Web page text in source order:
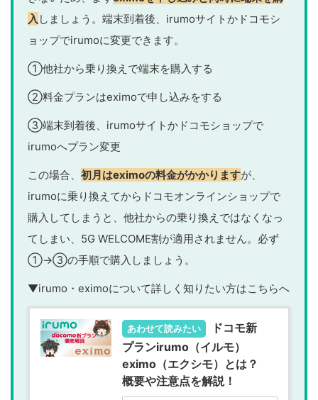
入 しましょう。端末到着後、irumoサイトかドコモシ
ョップでirumoに変更できます。
①他社から乗り換えで端末を購入する
②料金プランはeximoで申し込みをする
③端末到着後、irumoサイトかドコモショップで
irumoへプラン変更
この場合、 初月はeximoの料金がかかりますが、
irumoに乗り換えてからドコモオンラインショップで
購入してしまうと、他社からの乗り換えではなくなっ
てしまい、5G WELCOME割が適用されません。必ず
①→③の手順で購入しましょう。
▼irumo・eximoについて詳しく知りたい方はこちらへ
あわせて読みたい
ドコモ新
プランirumo（イルモ）
eximo（エクシモ）とは？
概要や注意点を解説！